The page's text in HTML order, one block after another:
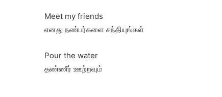
Meet my friends
எனது நண்பர்களை சந்தியுங்கள்
Pour the water
தண்ணீர் ஊற்றவும்